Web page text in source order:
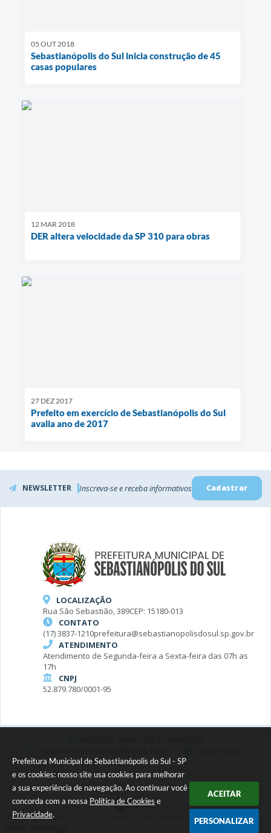
Prefeitura Municipal de Sebastianópolis do Sul - SP
e os cookies: nosso site usa cookies para melhorar
a sua experiência de navegação. Ao continuar você
concorda com a nossa Política de Cookies e
Privacidade.
ACEITAR
PERSONALIZAR
05 OUT 2018
Sebastianópolis do Sul inicia construção de 45
casas populares
12 MAR 2018
DER altera velocidade da SP 310 para obras
27 DEZ 2017
Prefeito em exercício de Sebastianópolis do Sul
avalia ano de 2017
NEWSLETTER Inscreva-se e receba informativos Cadastrar
LOCALIZAÇÃO
Rua São Sebastião, 389CEP: 15180-013
CONTATO
(17) 3837-1210prefeitura@sebastianopolisdosul.sp.gov.br
ATENDIMENTO
Atendimento de Segunda-feira a Sexta-feira das 07h as
17h
CNPJ
52.879.780/0001-95
© Copyright Instar - 2006-2026. Todos os direitos reservados -